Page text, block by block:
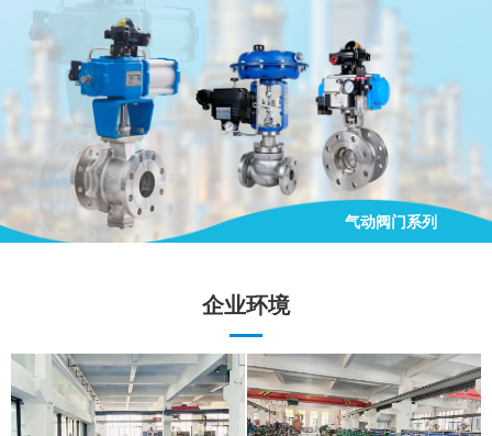
气动阀门系列
手动阀门系列
电动阀门系列
气动阀门系列
企业环境